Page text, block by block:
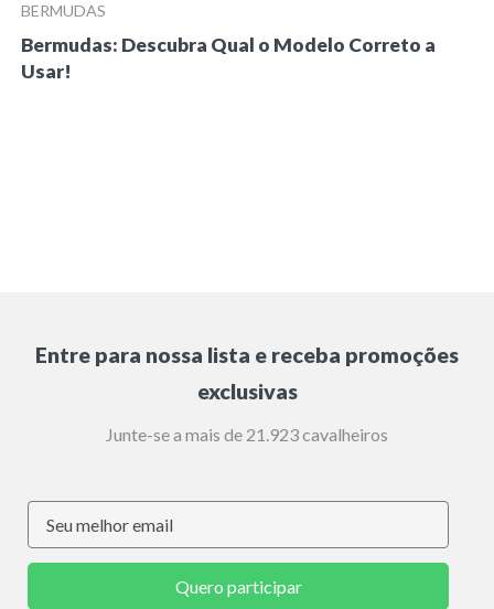
BERMUDAS
Bermudas: Descubra Qual o Modelo Correto a
Usar!
Entre para nossa lista e receba promoções
exclusivas
Junte-se a mais de 21.923 cavalheiros
Quero participar